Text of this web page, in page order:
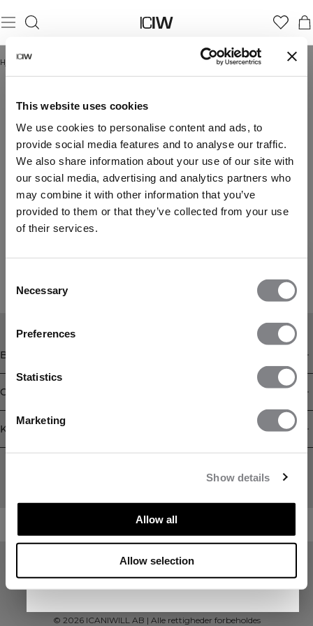
This website uses cookies
We use cookies to personalise content and ads, to
provide social media features and to analyse our traffic.
We also share information about your use of our site with
our social media, advertising and analytics partners who
may combine it with other information that you’ve
provided to them or that they’ve collected from your use
of their services.
Selection
Necessary
Preferences
Statistics
Marketing
Show details
Allow all
Allow selection
Hjem /
LØB DAME
Butik
Oplysninger
Kundeservice
Newsletter
Abonner på vores nyhedsbrev! Få eksklusive tilbud, vores
© 2026ICANIWILL AB | Alle rettigheder forbeholdes
udgivelser, tilbud og meget mere!
Tilmeld dig